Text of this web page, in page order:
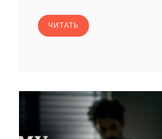
ЧИТАТЬ